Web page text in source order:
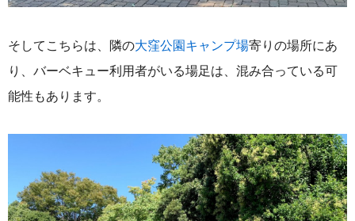
そしてこちらは、隣の大窪公園キャンプ場寄りの場所にあ
り、バーベキュー利用者がいる場足は、混み合っている可
能性もあります。